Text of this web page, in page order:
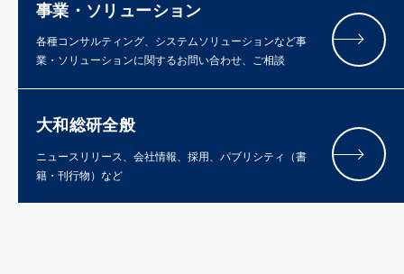
事業・ソリューション
各種コンサルティング、システムソリューションなど事
業・ソリューションに関するお問い合わせ、ご相談
大和総研全般
ニュースリリース、会社情報、採用、パブリシティ（書
籍・刊行物）など